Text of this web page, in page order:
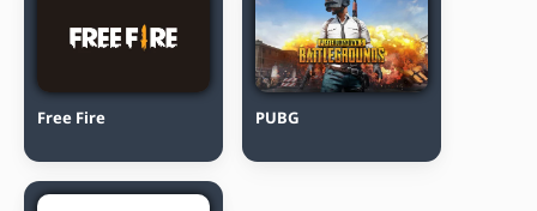
Free Fire PUBG